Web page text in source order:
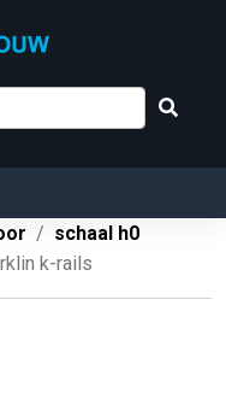
schaal h0
k-rails